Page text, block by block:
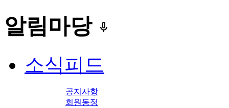
알림마당 keyboard_voice
소식피드
공지사항
회원동정